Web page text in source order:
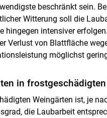
beschränkt sein.
Witterung soll die
hingegen intensiver
Verlust von Blattfläche
möglichst
in
Weingärten ist, je
die Laubarbeit